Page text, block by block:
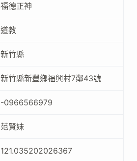
福德正神
道教
新竹縣
新竹縣新豐鄉福興村7鄰43號
-0966566979
范賢妹
121.035202026367